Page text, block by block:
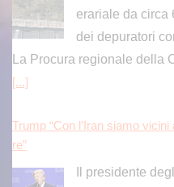
erariale da circa
dei depuratori
La Procura regionale della
[...]
Trump “Con l’Iran siamo
re”
Il presidente